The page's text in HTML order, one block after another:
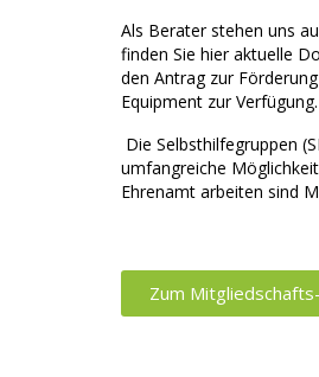
Als Berater stehen uns
finden Sie hier aktuelle
den Antrag zur
Equipment zur Verfügung.
Die Selbsthilfegruppen
umfangreiche
Ehrenamt arbeiten sind
Zum